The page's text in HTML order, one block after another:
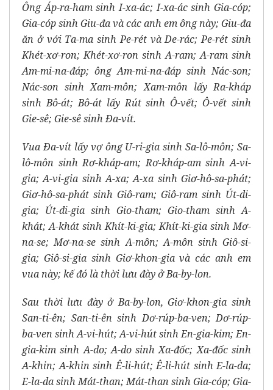
Ông Áp-ra-ham sinh I-xa-ác; I-xa-ác sinh Gia-cóp;
Gia-cóp sinh Giu-đa và các anh em ông này; Giu-đa
ăn ở với Ta-ma sinh Pe-rét và De-rác; Pe-rét sinh
Khét-xơ-ron; Khét-xơ-ron sinh A-ram; A-ram sinh
Am-mi-na-đáp; ông Am-mi-na-đáp sinh Nác-son;
Nác-son sinh Xam-môn; Xam-môn lấy Ra-kháp
sinh Bô-át; Bô-át lấy Rút sinh Ô-vết; Ô-vết sinh
Gie-sê; Gie-sê sinh Ða-vít.
Vua Ða-vít lấy vợ ông U-ri-gia sinh Sa-lô-môn; Sa-
lô-môn sinh Rơ-kháp-am; Rơ-kháp-am sinh A-vi-
gia; A-vi-gia sinh A-xa; A-xa sinh Giơ-hô-sa-phát;
Giơ-hô-sa-phát sinh Giô-ram; Giô-ram sinh Út-di-
gia; Út-di-gia sinh Gio-tham; Gio-tham sinh A-
khát; A-khát sinh Khít-ki-gia; Khít-ki-gia sinh Mơ-
na-se; Mơ-na-se sinh A-môn; A-môn sinh Giô-si-
gia; Giô-si-gia sinh Giơ-khon-gia và các anh em
vua này; kế đó là thời lưu đày ở Ba-by-lon.
Sau thời lưu đày ở Ba-by-lon, Giơ-khon-gia sinh
San-ti-ên; San-ti-ên sinh Dơ-rúp-ba-ven; Dơ-rúp-
ba-ven sinh A-vi-hút; A-vi-hút sinh En-gia-kim; En-
gia-kim sinh A-do; A-do sinh Xa-đốc; Xa-đốc sinh
A-khin; A-khin sinh Ê-li-hút; Ê-li-hút sinh E-la-da;
E-la-da sinh Mát-than; Mát-than sinh Gia-cóp; Gia-